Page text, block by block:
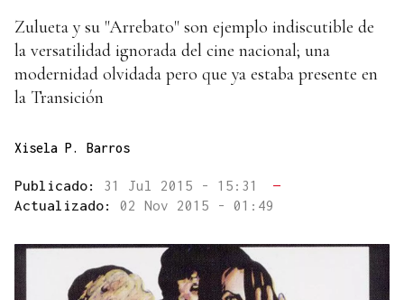
Zulueta y su "Arrebato" son ejemplo indiscutible de
la versatilidad ignorada del cine nacional; una
modernidad olvidada pero que ya estaba presente en
la Transición
Xisela P. Barros
Publicado: 31 Jul 2015 - 15:31
—
Actualizado: 02 Nov 2015 - 01:49